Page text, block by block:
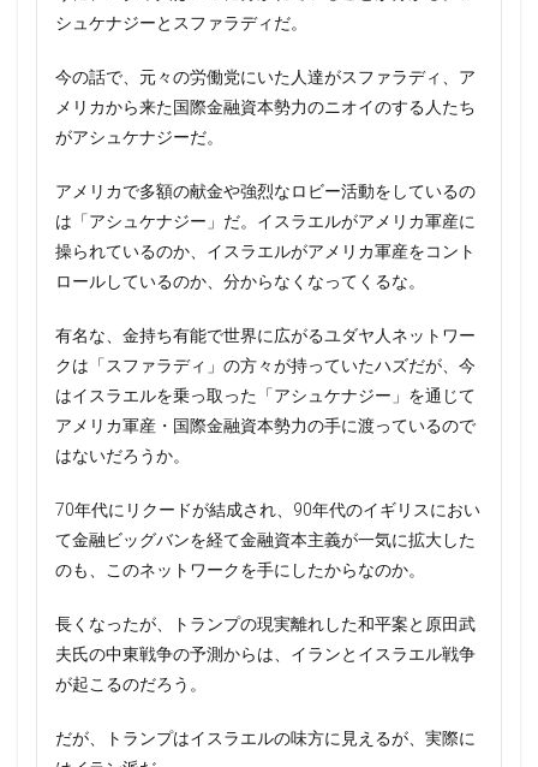
シュケナジーとスファラディだ。
今の話で、元々の労働党にいた人達がスファラディ、ア
メリカから来た国際金融資本勢力のニオイのする人たち
がアシュケナジーだ。
アメリカで多額の献金や強烈なロビー活動をしているの
は「アシュケナジー」だ。イスラエルがアメリカ軍産に
操られているのか、イスラエルがアメリカ軍産をコント
ロールしているのか、分からなくなってくるな。
有名な、金持ち有能で世界に広がるユダヤ人ネットワー
クは「スファラディ」の方々が持っていたハズだが、今
はイスラエルを乗っ取った「アシュケナジー」を通じて
アメリカ軍産・国際金融資本勢力の手に渡っているので
はないだろうか。
70年代にリクードが結成され、90年代のイギリスにおい
て金融ビッグバンを経て金融資本主義が一気に拡大した
のも、このネットワークを手にしたからなのか。
長くなったが、トランプの現実離れした和平案と原田武
夫氏の中東戦争の予測からは、イランとイスラエル戦争
が起こるのだろう。
だが、トランプはイスラエルの味方に見えるが、実際に